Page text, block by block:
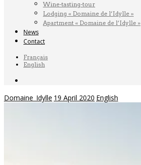
Wine-tasting-tour
Lodging « Domaine de l’Idylle »
Apartment « Domaine de l’Idylle »
News
Contact
Français
English
Domaine_Idylle 19 April 2020 English